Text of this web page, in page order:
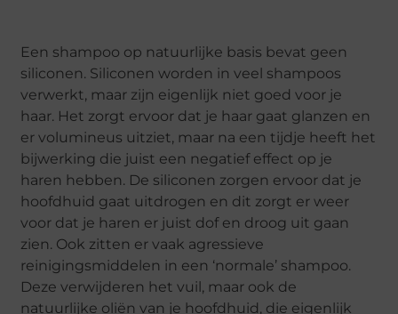
Een shampoo op natuurlijke basis bevat geen
siliconen. Siliconen worden in veel shampoos
verwerkt, maar zijn eigenlijk niet goed voor je
haar. Het zorgt ervoor dat je haar gaat glanzen en
er volumineus uitziet, maar na een tijdje heeft het
bijwerking die juist een negatief effect op je
haren hebben. De siliconen zorgen ervoor dat je
hoofdhuid gaat uitdrogen en dit zorgt er weer
voor dat je haren er juist dof en droog uit gaan
zien. Ook zitten er vaak agressieve
reinigingsmiddelen in een ‘normale’ shampoo.
Deze verwijderen het vuil, maar ook de
natuurlijke oliën van je hoofdhuid, die eigenlijk